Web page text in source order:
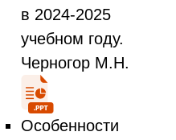
в 2024-2025
учебном году.
Черногор М.Н.
Особенности